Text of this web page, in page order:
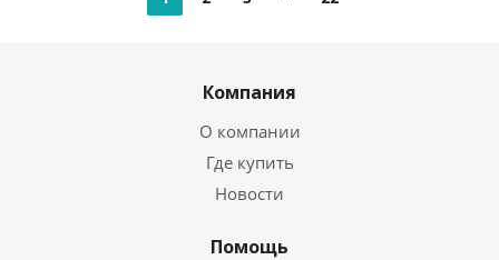
Компания
О компании
Где купить
Новости
Помощь